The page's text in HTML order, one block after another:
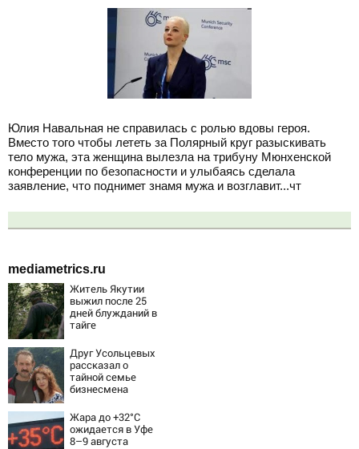
Юлия Навальная не справилась с ролью вдовы героя.
Вместо того чтобы лететь за Полярный круг разыскивать
тело мужа, эта женщина вылезла на трибуну Мюнхенской
конференции по безопасности и улыбаясь сделала
заявление, что поднимет знамя мужа и возглавит...чт
mediametrics.ru
Житель Якутии
выжил после 25
дней блужданий в
тайге
Друг Усольцевых
рассказал о
тайной семье
бизнесмена
Жара до +32°C
ожидается в Уфе
8–9 августа